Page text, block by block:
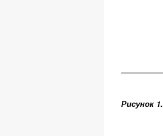
Рисунок 1.